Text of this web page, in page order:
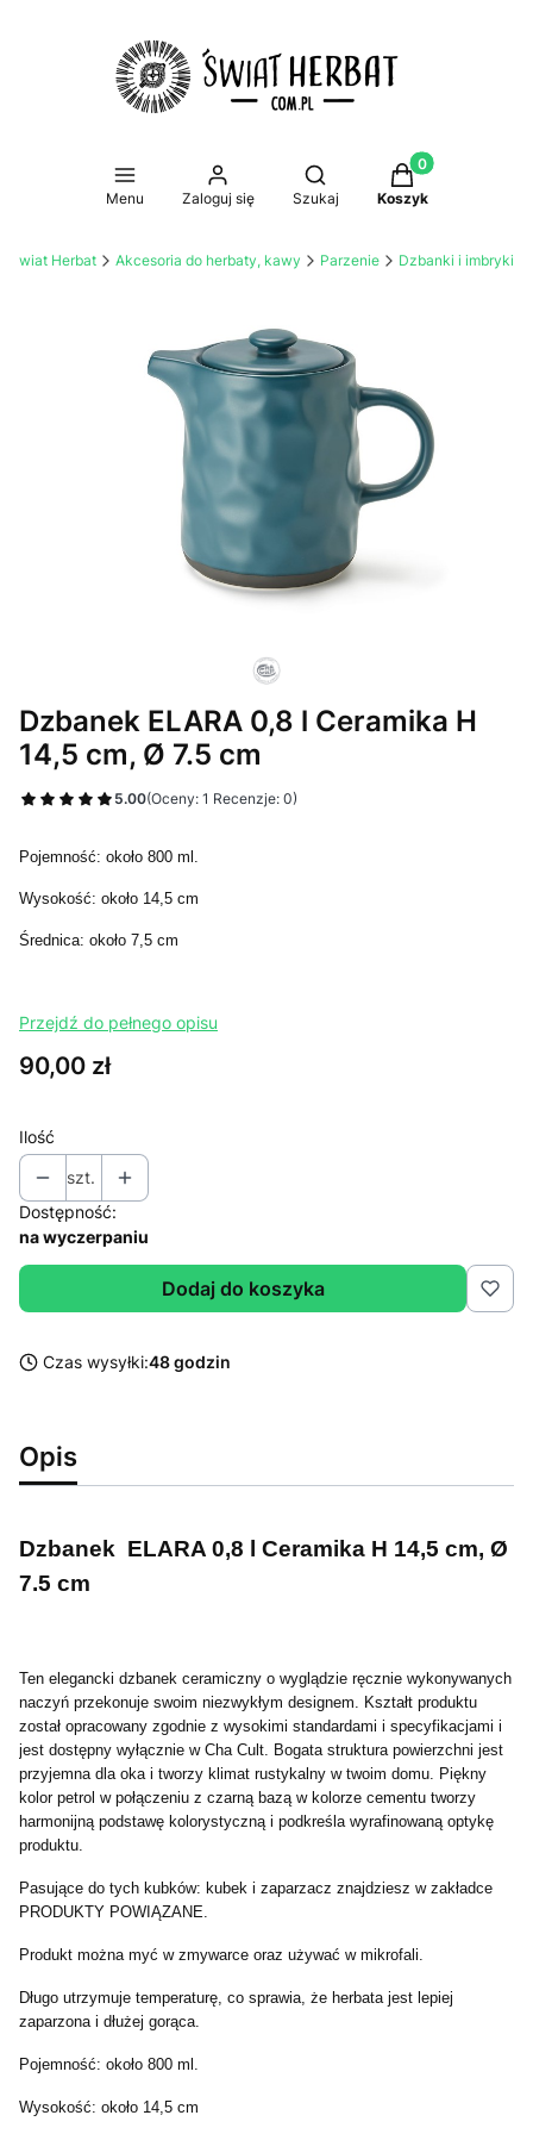
Menu Zaloguj się
Otwórz wyszukiwarkę
Szukaj
Produkty w
Koszyk
Świat Herbat Akcesoria do herbaty, kawy Parzenie Dzbanki i imbryki
Dzbanek ELARA 0,8 l Ceramika H
14,5 cm, Ø 7.5 cm
5.00(Oceny: 1 Recenzje: 0)
Pojemność: około 800 ml.
Wysokość: około 14,5 cm
Średnica: około 7,5 cm
Przejdź do pełnego opisu
Cena
90,00 zł
Ilość
szt.
Dostępność:
na wyczerpaniu
Dodaj do koszyka
Czas wysyłki:48 godzin
Opis
Dzbanek ELARA 0,8 l Ceramika H 14,5 cm, Ø
7.5 cm
Ten elegancki dzbanek ceramiczny o wyglądzie ręcznie wykonywanych
naczyń przekonuje swoim niezwykłym designem. Kształt produktu
został opracowany zgodnie z wysokimi standardami i specyfikacjami i
jest dostępny wyłącznie w Cha Cult. Bogata struktura powierzchni jest
przyjemna dla oka i tworzy klimat rustykalny w twoim domu. Piękny
kolor petrol w połączeniu z czarną bazą w kolorze cementu tworzy
harmonijną podstawę kolorystyczną i podkreśla wyrafinowaną optykę
produktu.
Pasujące do tych kubków: kubek i zaparzacz znajdziesz w zakładce
PRODUKTY POWIĄZANE.
Produkt można myć w zmywarce oraz używać w mikrofali.
Długo utrzymuje temperaturę, co sprawia, że herbata jest lepiej
zaparzona i dłużej gorąca.
Pojemność: około 800 ml.
Wysokość: około 14,5 cm